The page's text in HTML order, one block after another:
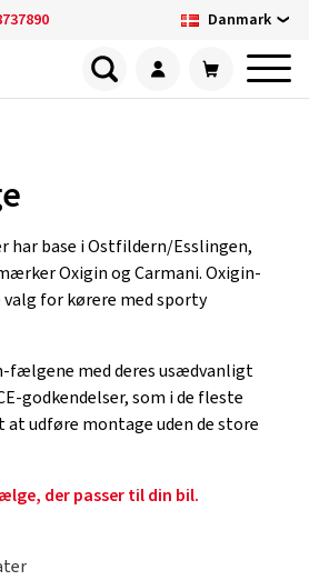
Danmark
har base i Ostfildern/Esslingen,
Oxigin og Carmani. Oxigin-
for kørere med sporty
fælgene med deres usædvanligt
godkendelser, som i de fleste
udføre montage uden de store
der passer til din bil.